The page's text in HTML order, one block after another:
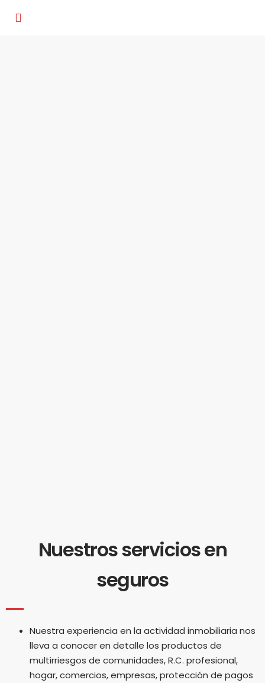
Nuestros servicios en
seguros
Nuestra experiencia en la actividad inmobiliaria nos
lleva a conocer en detalle los productos de
multirriesgos de comunidades, R.C. profesional,
hogar, comercios, empresas, protección de pagos